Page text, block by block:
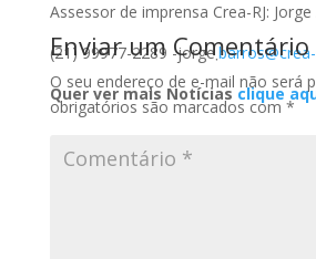
Assessor de imprensa Crea-RJ:
(21) 99977-2289 -jorge܂
Quer ver mais Notícias clique
Enviar um Comentário
O seu endereço de e-mail não será
obrigatórios são marcados com *